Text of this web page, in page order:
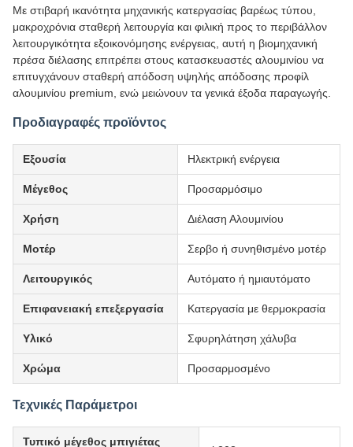
Με στιβαρή ικανότητα μηχανικής κατεργασίας βαρέως τύπου,
μακροχρόνια σταθερή λειτουργία και φιλική προς το περιβάλλον
λειτουργικότητα εξοικονόμησης ενέργειας, αυτή η βιομηχανική
πρέσα διέλασης επιτρέπει στους κατασκευαστές αλουμινίου να
επιτυγχάνουν σταθερή απόδοση υψηλής απόδοσης προφίλ
αλουμινίου premium, ενώ μειώνουν τα γενικά έξοδα παραγωγής.
Προδιαγραφές προϊόντος
Εξουσία Ηλεκτρική ενέργεια
Μέγεθος Προσαρμόσιμο
Χρήση Διέλαση Αλουμινίου
Μοτέρ Σερβο ή συνηθισμένο μοτέρ
Λειτουργικός Αυτόματο ή ημιαυτόματο
Επιφανειακή επεξεργασία Κατεργασία με θερμοκρασία
Υλικό Σφυρηλάτηση χάλυβα
Χρώμα Προσαρμοσμένο
Τεχνικές Παράμετροι
Τυπικό μέγεθος μπιγιέτας